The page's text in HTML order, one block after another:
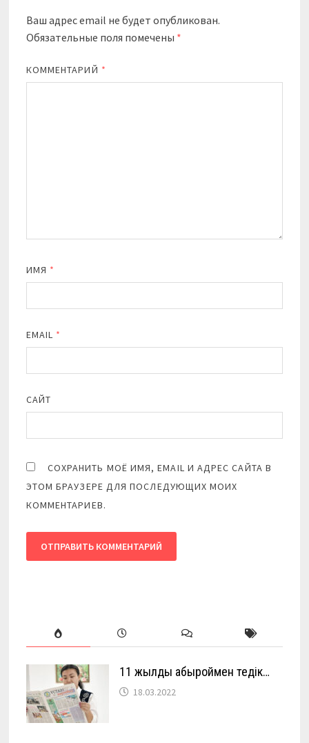
Ваш адрес email не будет опубликован.
Обязательные поля помечены *
КОММЕНТАРИЙ *
ИМЯ *
EMAIL *
САЙТ
СОХРАНИТЬ МОЁ ИМЯ, EMAIL И АДРЕС САЙТА В
ЭТОМ БРАУЗЕРЕ ДЛЯ ПОСЛЕДУЮЩИХ МОИХ
КОММЕНТАРИЕВ.
11 жылды абыроймен өтедік…
18.03.2022